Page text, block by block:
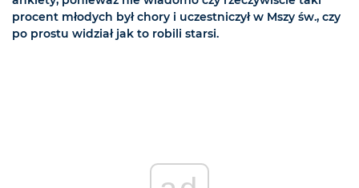
procent młodych był chory i uczestniczył w Mszy św., czy
po prostu widział jak to robili starsi.